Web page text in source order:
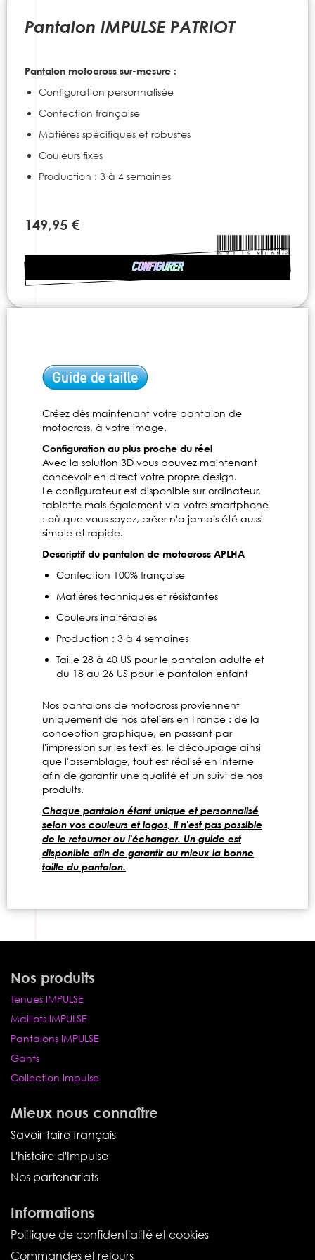
Pantalon IMPULSE PATRIOT
Pantalon motocross sur-mesure :
Configuration personnalisée
Confection française
Matières spécifiques et robustes
Couleurs fixes
Production : 3 à 4 semaines
CONFIGURER
149,95 €
beginning
images
gallery
Créez dès maintenant votre pantalon de
motocross, à votre image.
Configuration au plus proche du réel
Avec la solution 3D vous pouvez maintenant
concevoir en direct votre propre design.
Le configurateur est disponible sur ordinateur,
tablette mais également via votre smartphone
: où que vous soyez, créer n'a jamais été aussi
simple et rapide.
Descriptif du pantalon de motocross APLHA
Confection 100% française
Matières techniques et résistantes
Couleurs inaltérables
Production : 3 à 4 semaines
Taille 28 à 40 US pour le pantalon adulte et
du 18 au 26 US pour le pantalon enfant
Nos pantalons de motocross proviennent
uniquement de nos ateliers en France : de la
conception graphique, en passant par
l'impression sur les textiles, le découpage ainsi
que l'assemblage, tout est réalisé en interne
afin de garantir une qualité et un suivi de nos
produits.
Chaque pantalon étant unique et personnalisé
selon vos couleurs et logos, il n'est pas possible
de le retourner ou l'échanger. Un guide est
disponible afin de garantir au mieux la bonne
taille du pantalon.
Nos produits
Tenues IMPULSE
Maillots IMPULSE
Pantalons IMPULSE
Gants
Collection Impulse
Mieux nous connaître
Savoir-faire français
L'histoire d'Impulse
Nos partenariats
Informations
Politique de confidentialité et cookies
Commandes et retours